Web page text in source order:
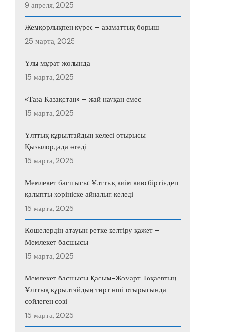
9 апреля, 2025
Жемқорлықпен күрес – азаматтық борыш
25 марта, 2025
Ұлы мұрат жолында
15 марта, 2025
«Таза Қазақстан» – жай науқан емес
15 марта, 2025
Ұлттық құрылтайдың келесі отырысы
Қызылордада өтеді
15 марта, 2025
Мемлекет басшысы: Ұлттық киім кию біртіндеп
қалыпты көрініске айналып келеді
15 марта, 2025
Көшелердің атауын ретке келтіру қажет –
Мемлекет басшысы
15 марта, 2025
Мемлекет басшысы Қасым-Жомарт Тоқаевтың
Ұлттық құрылтайдың төртінші отырысында
сөйлеген сөзі
15 марта, 2025